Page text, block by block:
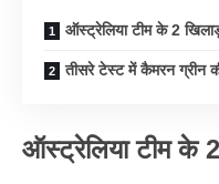
ऑस्ट्रेलिया टीम के 2
तीसरे टेस्ट में कैमरन ग्रीन
ऑस्ट्रेलिया टीम के